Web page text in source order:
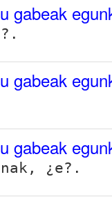
gabeak
?.
gabeak
gabeak
¿e?.